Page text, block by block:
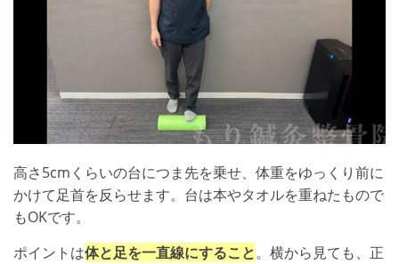
高さ5cmくらいの台につま先を乗せ、体重をゆっくり前に
かけて足首を反らせます。台は本やタオルを重ねたもので
もOKです。
ポイントは体と足を一直線にすること。横から見ても、正